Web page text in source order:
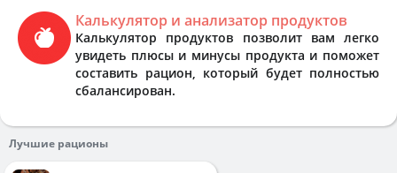
Калькулятор и анализатор продуктов
Калькулятор продуктов позволит вам легко
увидеть плюсы и минусы продукта и поможет
составить рацион, который будет полностью
сбалансирован.
Лучшие рационы